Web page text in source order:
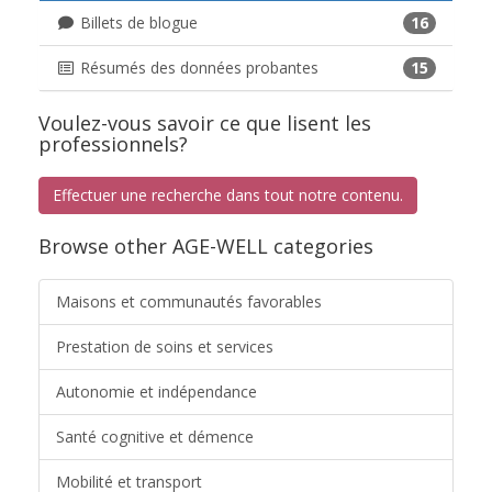
16
Billets de blogue
15
Résumés des données probantes
Voulez-vous savoir ce que lisent les
professionnels?
Effectuer une recherche dans tout notre contenu.
Browse other AGE-WELL categories
Maisons et communautés favorables
Prestation de soins et services
Autonomie et indépendance
Santé cognitive et démence
Mobilité et transport